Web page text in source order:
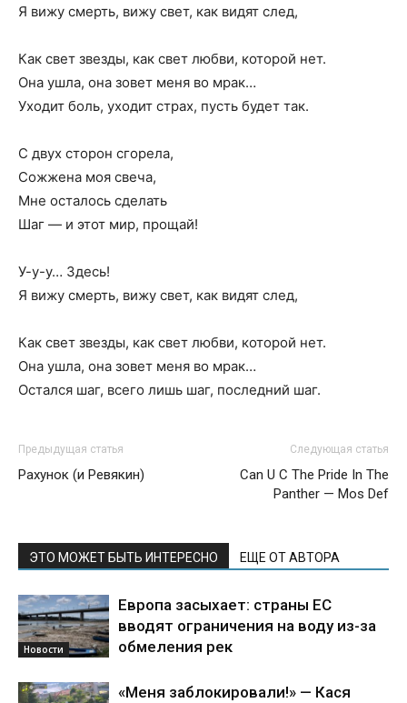
Я вижу смерть, вижу свет, как видят след,
Как свет звезды, как свет любви, которой нет.
Она ушла, она зовет меня во мрак…
Уходит боль, уходит страх, пусть будет так.
С двух сторон сгорела,
Сожжена моя свеча,
Мне осталось сделать
Шаг — и этот мир, прощай!
У-у-у… Здесь!
Я вижу смерть, вижу свет, как видят след,
Как свет звезды, как свет любви, которой нет.
Она ушла, она зовет меня во мрак…
Остался шаг, всего лишь шаг, последний шаг.
Предыдущая статья
Рахунок (и Ревякин)
Следующая статья
Can U C The Pride In The
Panther — Mos Def
ЭТО МОЖЕТ БЫТЬ ИНТЕРЕСНО ЕЩЕ ОТ АВТОРА
Новости
Европа засыхает: страны ЕС
вводят ограничения на воду из-за
обмеления рек
«Меня заблокировали!» — Кася